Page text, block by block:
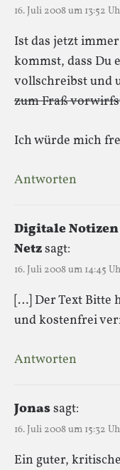
16. Juli 2008 um 13:52
Ist das jetzt
kommst, dass Du
vollschreibst und
zum Fraß
Ich würde mich
Antworten
Digitale
Netzsagt:
16. Juli 2008 um 14:45
[…] Der Text Bitte
und kostenfrei
Antworten
Jonassagt:
16. Juli 2008 um 15:32
Ein guter,